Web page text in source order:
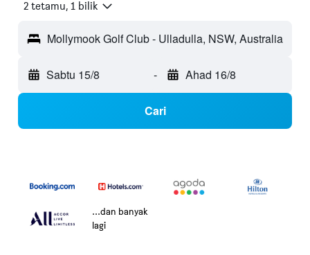
2 tetamu, 1 bilik
Mollymook Golf Club - Ulladulla, NSW, Australia
Sabtu 15/8 - Ahad 16/8
Cari
...dan banyak
lagi